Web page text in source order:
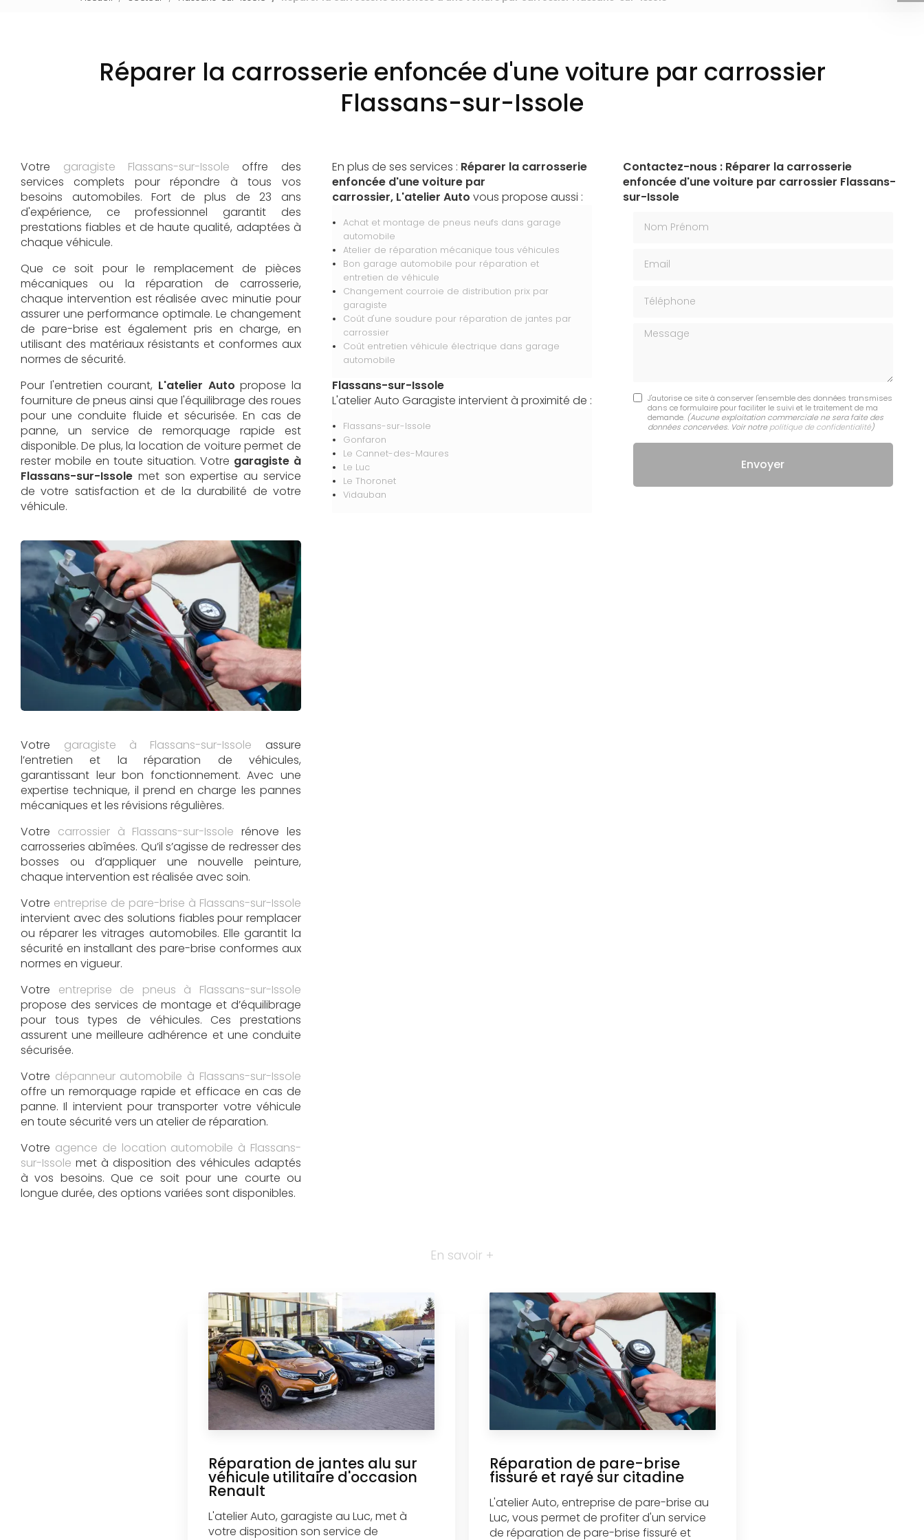
Réparer la carrosserie enfoncée d'une voiture par carrossier
Flassans-sur-Issole
Votre garagiste Flassans-sur-Issole offre des
services complets pour répondre à tous vos
besoins automobiles. Fort de plus de 23 ans
d'expérience, ce professionnel garantit des
prestations fiables et de haute qualité, adaptées à
chaque véhicule.
Que ce soit pour le remplacement de pièces
mécaniques ou la réparation de carrosserie,
chaque intervention est réalisée avec minutie pour
assurer une performance optimale. Le changement
de pare-brise est également pris en charge, en
utilisant des matériaux résistants et conformes aux
normes de sécurité.
Pour l'entretien courant, L'atelier Auto propose la
fourniture de pneus ainsi que l'équilibrage des roues
pour une conduite fluide et sécurisée. En cas de
panne, un service de remorquage rapide est
disponible. De plus, la location de voiture permet de
rester mobile en toute situation. Votre garagiste à
Flassans-sur-Issole met son expertise au service
de votre satisfaction et de la durabilité de votre
véhicule.
Votre garagiste à Flassans-sur-Issole assure
l’entretien et la réparation de véhicules,
garantissant leur bon fonctionnement. Avec une
expertise technique, il prend en charge les pannes
mécaniques et les révisions régulières.
Votre carrossier à Flassans-sur-Issole rénove les
carrosseries abîmées. Qu’il s’agisse de redresser des
bosses ou d’appliquer une nouvelle peinture,
chaque intervention est réalisée avec soin.
Votre entreprise de pare-brise à Flassans-sur-Issole
intervient avec des solutions fiables pour remplacer
ou réparer les vitrages automobiles. Elle garantit la
sécurité en installant des pare-brise conformes aux
normes en vigueur.
Votre entreprise de pneus à Flassans-sur-Issole
propose des services de montage et d’équilibrage
pour tous types de véhicules. Ces prestations
assurent une meilleure adhérence et une conduite
sécurisée.
Votre dépanneur automobile à Flassans-sur-Issole
offre un remorquage rapide et efficace en cas de
panne. Il intervient pour transporter votre véhicule
en toute sécurité vers un atelier de réparation.
Votre agence de location automobile à Flassans-
sur-Issole met à disposition des véhicules adaptés
à vos besoins. Que ce soit pour une courte ou
longue durée, des options variées sont disponibles.
En plus de ses services : Réparer la carrosserie
enfoncée d'une voiture par
carrossier, L'atelier Auto vous propose aussi :
Achat et montage de pneus neufs dans garage
automobile
Atelier de réparation mécanique tous véhicules
Bon garage automobile pour réparation et
entretien de véhicule
Changement courroie de distribution prix par
garagiste
Coût d'une soudure pour réparation de jantes par
carrossier
Coût entretien véhicule électrique dans garage
automobile
Flassans-sur-Issole
L'atelier Auto Garagiste intervient à proximité de :
Flassans-sur-Issole
Gonfaron
Le Cannet-des-Maures
Le Luc
Le Thoronet
Vidauban
Contactez-nous : Réparer la carrosserie
enfoncée d'une voiture par carrossier Flassans-
sur-Issole
Message
J'autorise ce site à conserver l'ensemble des données transmises
dans ce formulaire pour faciliter le suivi et le traitement de ma
demande. (Aucune exploitation commerciale ne sera faite des
données concervées. Voir notre politique de confidentialité)
En savoir +
Réparation de jantes alu sur
véhicule utilitaire d'occasion
Renault
L'atelier Auto, garagiste au Luc, met à
votre disposition son service de
Réparation de pare-brise
fissuré et rayé sur citadine
L'atelier Auto, entreprise de pare-brise au
Luc, vous permet de profiter d'un service
de réparation de pare-brise fissuré et